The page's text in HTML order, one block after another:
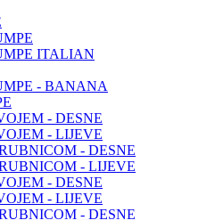
ITALIAN
- BANANA
- DESNE
- LIJEVE
- DESNE
- LIJEVE
- DESNE
- LIJEVE
- DESNE